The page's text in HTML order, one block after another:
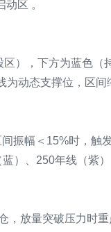
区 。
），下方为蓝色（
动态支撑位，区
振幅＜15%时，触
）、250年线（紫）
，放量突破压力时